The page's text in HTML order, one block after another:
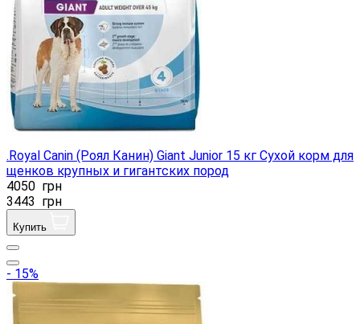
.Royal Canin (Роял Канин) Giant Junior 15 кг Сухой корм для
щенков крупных и гигантских пород
4050 грн
3443 грн
Купить
- 15%